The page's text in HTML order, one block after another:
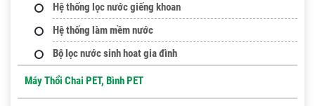
Hệ thống lọc nước giếng khoan
Hệ thống làm mềm nước
Bộ lọc nước sinh hoat gia đình
Máy Thổi Chai PET, Bình PET